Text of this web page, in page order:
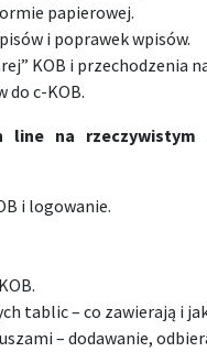
papierowej.
i poprawek wpisów.
KOB i przechodzenia
do c-KOB.
line na rzeczywistym
i logowanie.
tablic – co zawierają i
– dodawanie,